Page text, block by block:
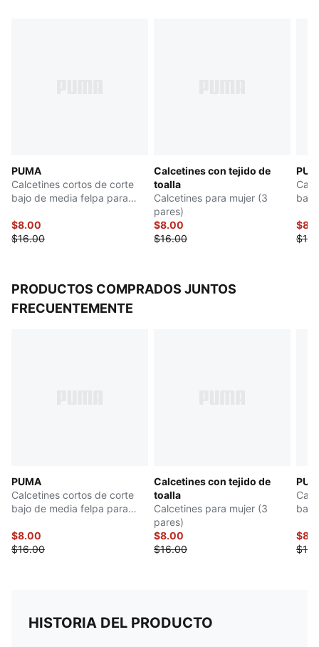
PUMA
Calcetines cortos de corte
bajo de media felpa para
$8.00
$16.00
Calcetines con tejido de
toalla
Calcetines para mujer (3
pares)
$8.00
$16.00
PRODUCTOS COMPRADOS JUNTOS
FRECUENTEMENTE
PUMA
Calcetines cortos de corte
bajo de media felpa para
$8.00
$16.00
Calcetines con tejido de
toalla
Calcetines para mujer (3
pares)
$8.00
$16.00
HISTORIA DEL PRODUCTO